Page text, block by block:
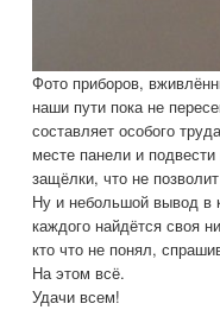
Фото приборов,
наши пути пока не
составляет особого
месте панели и
защёлки, что не
Ну и небольшой вывод в
каждого найдётся своя
кто что не понял,
На этом всё.
Удачи всем!